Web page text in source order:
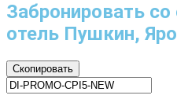
Забронировать
отель Пушкин,
Скопировать